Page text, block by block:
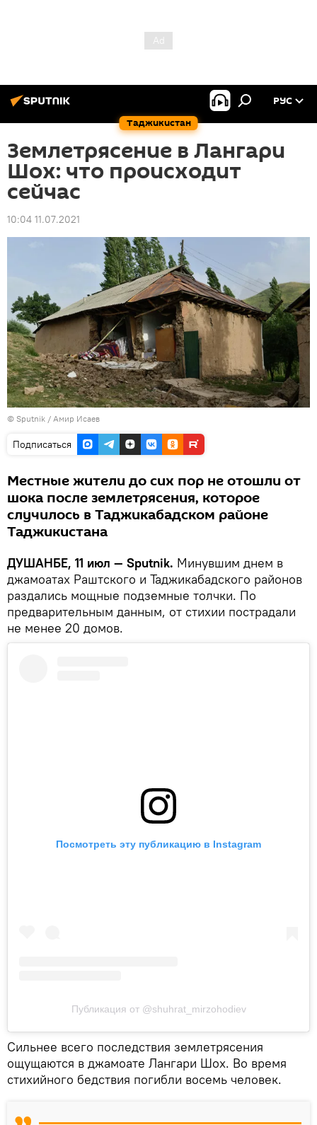
Таджикистан
РУС
Землетрясение в Лангари
Шох: что происходит
сейчас
10:04 11.07.2021
© Sputnik / Амир Исаев
Подписаться
Местные жители до сих пор не отошли от
шока после землетрясения, которое
случилось в Таджикабадском районе
Таджикистана
ДУШАНБЕ, 11 июл — Sputnik. Минувшим днем в
джамоатах Раштского и Таджикабадского районов
раздались мощные подземные толчки. По
предварительным данным, от стихии пострадали
не менее 20 домов.
Посмотреть эту публикацию в Instagram
Публикация от @shuhrat_mirzohodiev
Сильнее всего последствия землетрясения
ощущаются в джамоате Лангари Шох. Во время
стихийного бедствия погибли восемь человек.